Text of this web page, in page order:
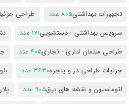
تجهیزات بهداشتی805 عدد طراحی
سرویس بهداشتی - دستشویی171 عدد
طراحی مبلمان اداری - تجاری405 عدد
جزئیات طراحی در و پنجره3630 عدد
اتوماسیون و نقشه های برق905 عدد